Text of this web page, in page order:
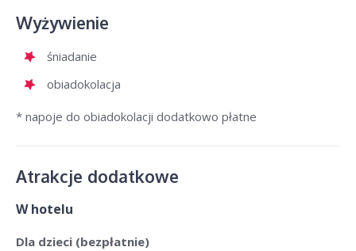
Wyżywienie
śniadanie
obiadokolacja
* napoje do obiadokolacji dodatkowo płatne
Atrakcje dodatkowe
W hotelu
Dla dzieci (bezpłatnie)